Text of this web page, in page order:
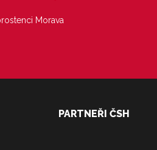
Morava
PARTNEŘI ČSH